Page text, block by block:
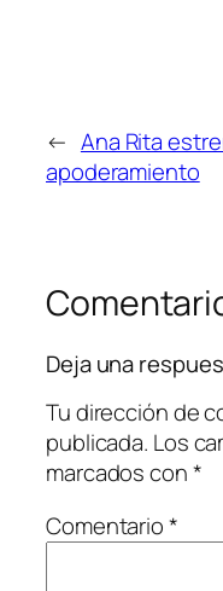
← Ana Rita
apoderamiento
Deja una
Tu dirección de
publicada. Los
marcados con*
Comentario*